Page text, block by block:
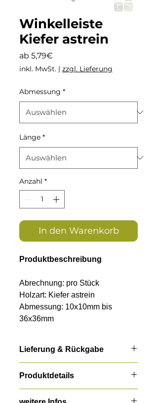
Winkelleiste
Kiefer astrein
ab 5,79€
Preis
inkl. MwSt. | zzgl. Lieferung
Abmessung *
Länge *
Anzahl *
In den Warenkorb
Produktbeschreibung
Abrechnung: pro Stück
Holzart: Kiefer astrein
Abmessung: 10x10mm bis
36x36mm
Winkelleisten aus Kiefer –
Unsere Winkelleisten aus
Lieferung & Rückgabe
regionale LKW Anlieferung (
Gebiet)
Produktdetails